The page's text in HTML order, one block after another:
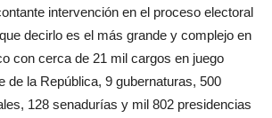
intervención en el proceso electoral
decirlo es el más grande y complejo en
con cerca de 21 mil cargos en juego
de la República, 9 gubernaturas, 500
128 senadurías y mil 802 presidencias